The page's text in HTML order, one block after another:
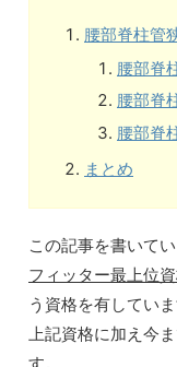
腰部脊柱管
腰部脊
腰部脊
腰部脊
まとめ
この記事を書いてい
フィッター最上位
う資格を有していま
上記資格に加え今
す。